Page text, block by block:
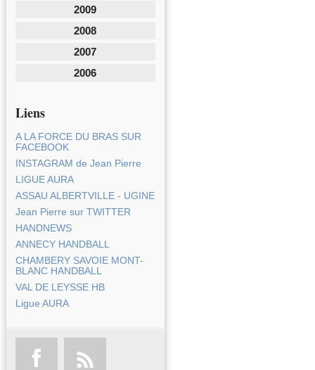
2009
2008
2007
2006
Liens
A LA FORCE DU BRAS SUR
FACEBOOK
INSTAGRAM de Jean Pierre
LIGUE AURA
ASSAU ALBERTVILLE - UGINE
Jean Pierre sur TWITTER
HANDNEWS
ANNECY HANDBALL
CHAMBERY SAVOIE MONT-
BLANC HANDBALL
VAL DE LEYSSE HB
Ligue AURA